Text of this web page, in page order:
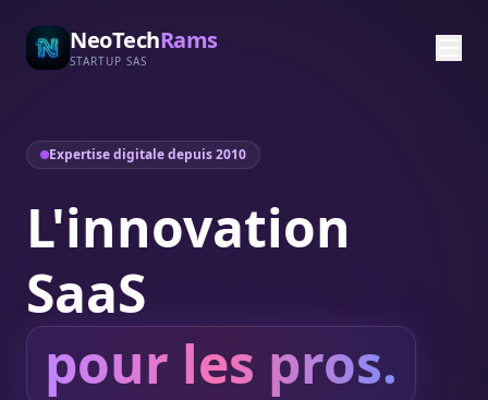
NeoTechRams
STARTUP SAS
Expertise digitale depuis 2010
L'innovation
SaaS
pour les pros.